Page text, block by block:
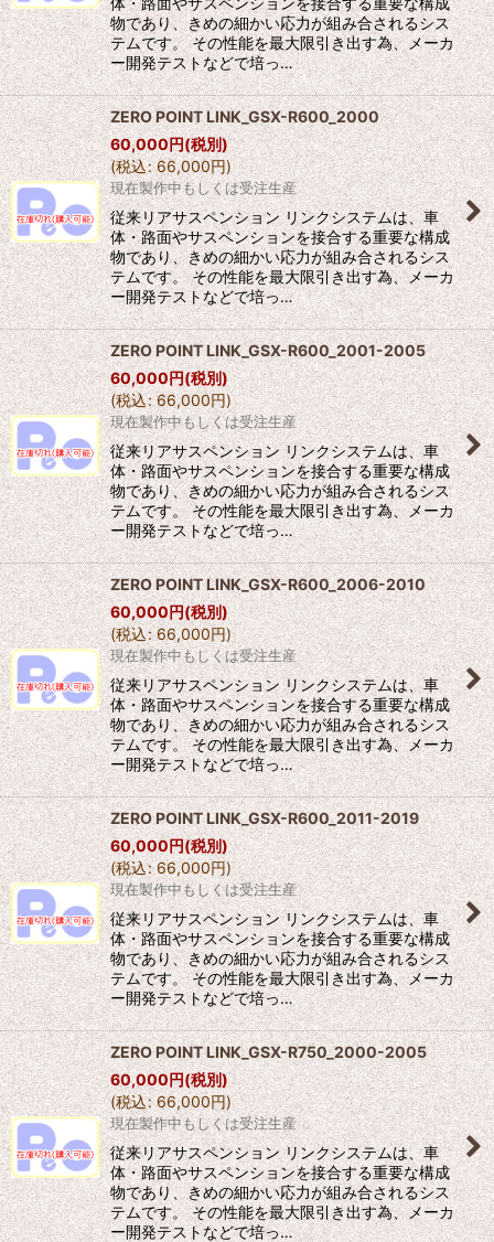
物であり、きめの細かい応力が組み合されるシス
テムです。 その性能を最大限引き出す為、メーカ
ー開発テストなどで培っ…
ZERO POINT LINK_GSX-R600_2000
60,000円(税別)
(税込: 66,000円)
現在製作中もしくは受注生産
従来リアサスペンション リンクシステムは、車
体・路面やサスペンションを接合する重要な構成
物であり、きめの細かい応力が組み合されるシス
テムです。 その性能を最大限引き出す為、メーカ
ー開発テストなどで培っ…
ZERO POINT LINK_GSX-R600_2001-2005
60,000円(税別)
(税込: 66,000円)
現在製作中もしくは受注生産
従来リアサスペンション リンクシステムは、車
体・路面やサスペンションを接合する重要な構成
物であり、きめの細かい応力が組み合されるシス
テムです。 その性能を最大限引き出す為、メーカ
ー開発テストなどで培っ…
ZERO POINT LINK_GSX-R600_2006-2010
60,000円(税別)
(税込: 66,000円)
現在製作中もしくは受注生産
従来リアサスペンション リンクシステムは、車
体・路面やサスペンションを接合する重要な構成
物であり、きめの細かい応力が組み合されるシス
テムです。 その性能を最大限引き出す為、メーカ
ー開発テストなどで培っ…
ZERO POINT LINK_GSX-R600_2011-2019
60,000円(税別)
(税込: 66,000円)
現在製作中もしくは受注生産
従来リアサスペンション リンクシステムは、車
体・路面やサスペンションを接合する重要な構成
物であり、きめの細かい応力が組み合されるシス
テムです。 その性能を最大限引き出す為、メーカ
ー開発テストなどで培っ…
ZERO POINT LINK_GSX-R750_2000-2005
60,000円(税別)
(税込: 66,000円)
現在製作中もしくは受注生産
従来リアサスペンション リンクシステムは、車
体・路面やサスペンションを接合する重要な構成
物であり、きめの細かい応力が組み合されるシス
テムです。 その性能を最大限引き出す為、メーカ
ー開発テストなどで培っ…